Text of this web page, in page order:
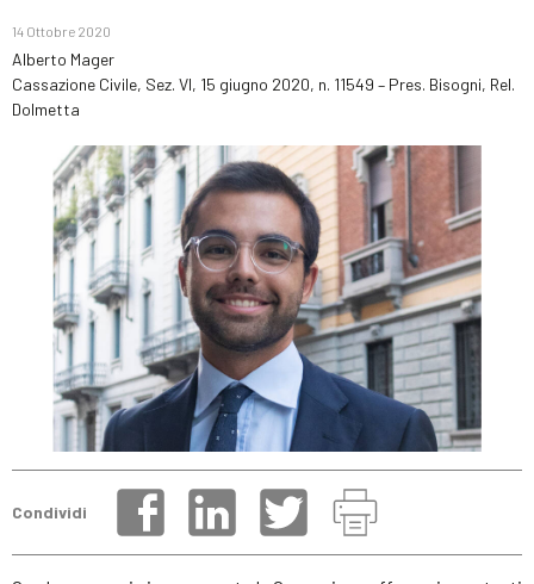
14 Ottobre 2020
Alberto Mager
Cassazione Civile, Sez. VI, 15 giugno 2020, n. 11549 – Pres. Bisogni, Rel.
Dolmetta
Condividi